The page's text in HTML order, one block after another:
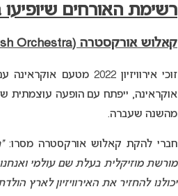
רשימת האורחים שיופיעו בגמר
קאלוש אורקסטרה (Kalush Orchestra)
זוכי אירוויזיון 2022 מטעם אוקראינה עם השיר “
אוקראינה, ייפתח עם הופעה עוצמתית
מהשנה שעברה.
חברי להקת קאלוש אורקסטרה מסרו:
מורשת מוזיקלית בעלת שם עולמי
יכולנו להחזיר את האירוויזיון לארץ